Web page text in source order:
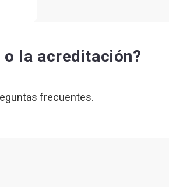
o la acreditación?
frecuentes.